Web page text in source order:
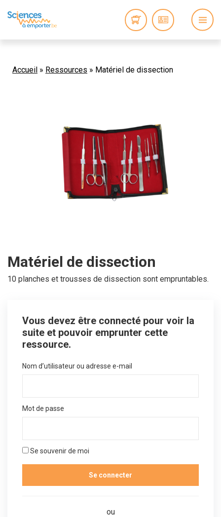
Accueil » Ressources » Matériel de dissection
Matériel de dissection
10 planches et trousses de dissection sont empruntables.
Vous devez être connecté pour voir la
suite et pouvoir emprunter cette
ressource.
Nom d’utilisateur ou adresse e-mail
Mot de passe
Se souvenir de moi
ou